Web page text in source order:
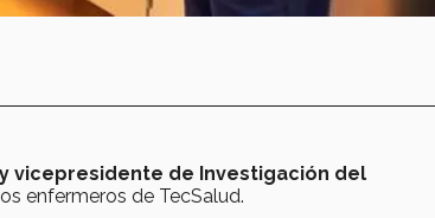
vicepresidente de Investigación del
enfermeros de TecSalud.